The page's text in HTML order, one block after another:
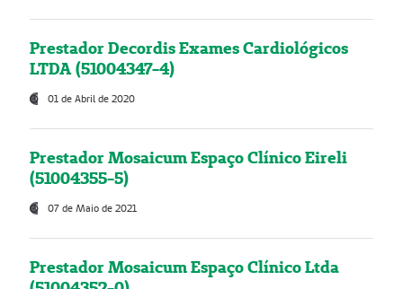
Prestador Decordis Exames Cardiológicos
LTDA (51004347-4)
01 de Abril de 2020
Prestador Mosaicum Espaço Clínico Eireli
(51004355-5)
07 de Maio de 2021
Prestador Mosaicum Espaço Clínico Ltda